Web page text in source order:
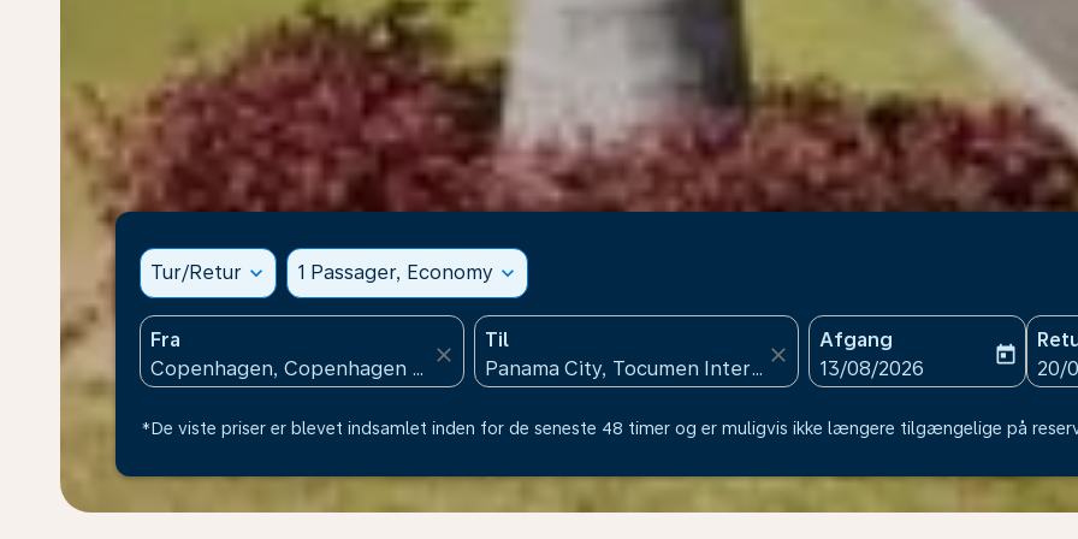
Tur/Retur expand_more 1 Passager, Economy expand_more
Fra
close
Til
close
Afgang
fc-booking-departure-
13/08/2026
today
fc-
20/
*De viste priser er blevet indsamlet inden for de seneste 48 timer og er muligvis ikke længere tilgængelige på